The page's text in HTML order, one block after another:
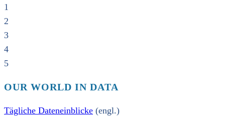
1
2
3
4
5
OUR WORLD IN DATA
Tägliche Dateneinblicke (engl.)